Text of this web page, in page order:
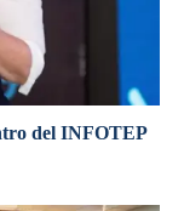
del INFOTEP